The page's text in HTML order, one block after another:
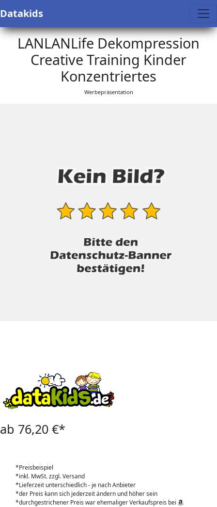
Datakids
LANLANLife Dekompression
Creative Training Kinder
Konzentriertes
Werbepräsentation
ab 76,20 €*
*Preisbeispiel
*inkl. MwSt. zzgl. Versand
*Lieferzeit unterschiedlich - je nach Anbieter
*der Preis kann sich jederzeit ändern und höher sein
*durchgestrichener Preis war ehemaliger Verkaufspreis bei